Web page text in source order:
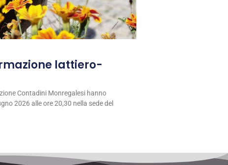
lattiero-
Contadini Monregalesi hanno
2026 alle ore 20,30 nella sede del